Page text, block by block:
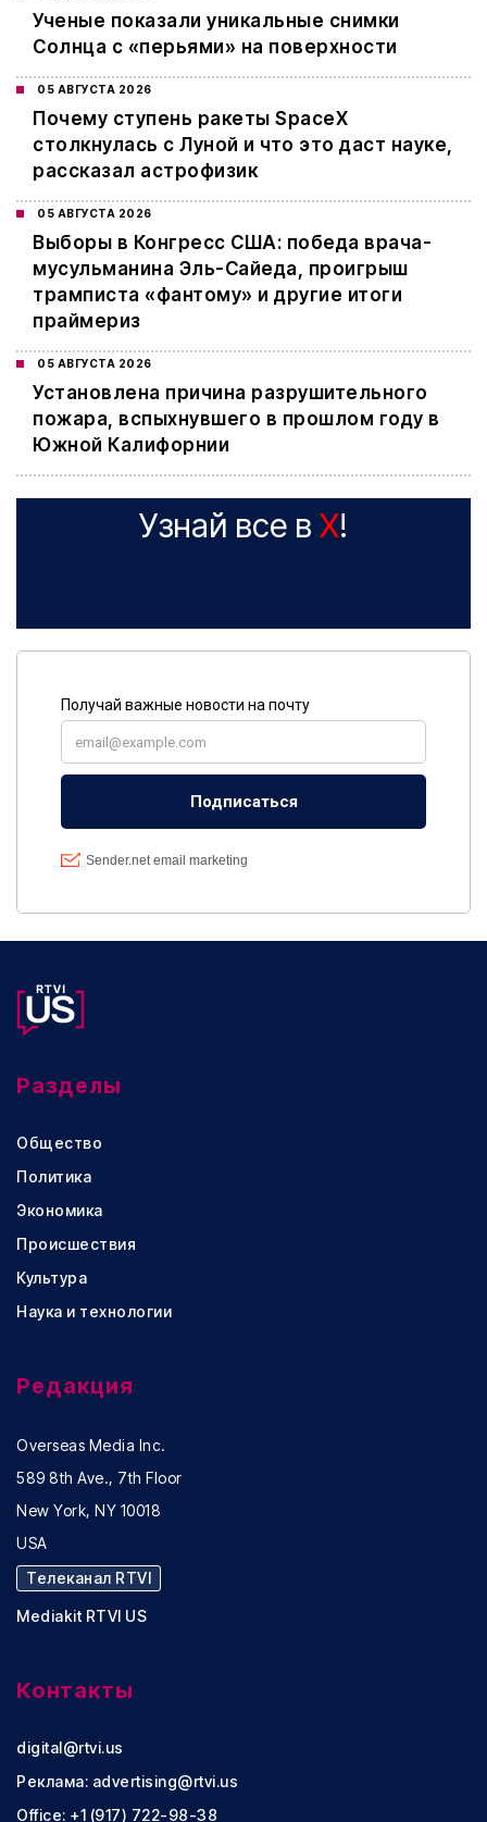
Ученые показали уникальные снимки
Солнца с «перьями» на поверхности
05 АВГУСТА 2026
Почему ступень ракеты SpaceX
столкнулась с Луной и что это даст науке,
рассказал астрофизик
05 АВГУСТА 2026
Выборы в Конгресс США: победа врача-
мусульманина Эль-Сайеда, проигрыш
трамписта «фантому» и другие итоги
праймериз
05 АВГУСТА 2026
Установлена причина разрушительного
пожара, вспыхнувшего в прошлом году в
Южной Калифорнии
Узнай все в X!
Разделы
Общество
Политика
Экономика
Происшествия
Культура
Наука и технологии
Редакция
Overseas Media Inc.
589 8th Ave., 7th Floor
New York, NY 10018
USA
Телеканал RTVI
Mediakit RTVI US
Контакты
digital@rtvi.us
Реклама: advertising@rtvi.us
Office: +1 (917) 722-98-38